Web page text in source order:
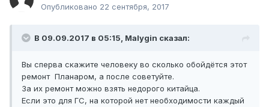
Опубликовано 22 сентября, 2017
В 09.09.2017 в 05:15, Malygin сказал:
Вы сперва скажите человеку во сколько обойдётся этот
ремонт Планаром, а после советуйте.
За их ремонт можно взять недорого китайца.
Если это для ГС, на которой нет необходимости каждый